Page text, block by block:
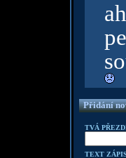
Přidání
TVÁ
TEXT